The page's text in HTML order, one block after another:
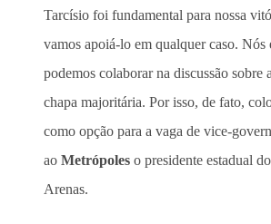
Tarcísio foi fundamental para nossa
vamos apoiá-lo em qualquer caso. Nós
podemos colaborar na discussão sobre
chapa majoritária. Por isso, de fato,
como opção para a vaga de vice-
ao Metrópoles o presidente estadual
Arenas.